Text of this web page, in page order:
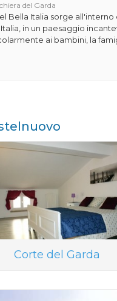
del Garda
Bella Italia sorge all'interno
in un paesaggio
ai bambini, la
Corte del Garda